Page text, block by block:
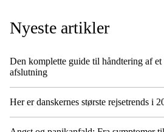
Nyeste artikler
Den komplette guide til håndtering af
afslutning
Her er danskernes største rejsetrends i